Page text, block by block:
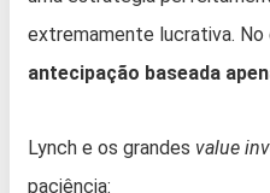
extremamente lucrativa.
antecipação baseada
Lynch e os grandes value
paciência: